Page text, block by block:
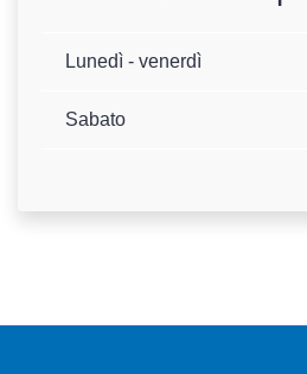
Lunedì - venerdì
Sabato